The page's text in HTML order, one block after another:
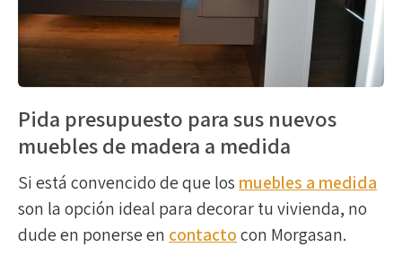
Pida presupuesto para sus nuevos
muebles de madera a medida
Si está convencido de que los muebles a medida
son la opción ideal para decorar tu vivienda, no
dude en ponerse en contactocon Morgasan.